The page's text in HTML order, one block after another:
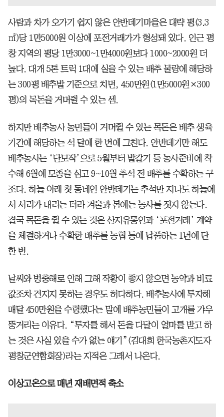
사람과 차가 오가기 쉽지 않은 안반데기마을은 대략 평(3.3
㎡)당 1만5000원 이상에 포전거래가가 형성돼 있다. 인근 평
창 지역의 평당 1만3000~1만4000원보다 1000~2000원 더
높다. 대개 5톤 트럭 1대에 실을 수 있는 배추 물량에 해당하
는 300평 배추밭 기준으로 치면, 450만원(1만5000원×300
평)의 목돈을 거머쥘 수 있는 셈.
하지만 배추농사 농민들이 거머쥘 수 있는 목돈은 배추 생육
기간에 해당하는 석 달에 한 번에 그친다. 안반데기만 해도
배추농사는 ‘단모작’으로 5월부터 밭갈기 등 농사준비에 착
수해 6월에 모종을 심고 9~10월 추석 전 배추를 수확하는 구
조다. 하늘 아래 첫 동네인 안반데기는 추석만 지나도 하늘에
서 서리가 내리는 터라 겨울과 봄에는 농사를 짓지 않는다.
결국 목돈을 쥘 수 있는 것은 산지유통인과 ‘포전거래’ 계약
을 체결하거나 수확한 배추를 농협 등에 납품하는 1년에 단
한 번.
날씨와 병충해로 인해 그해 작황이 좋지 않으면 농약과 비료
값조차 건지지 못하는 경우도 허다하다. 배추농사에 투자해
매달 450만원을 수령했다는 말에 배추농민들이 고개를 갸우
뚱거리는 이유다. “투자를 해서 돈을 다달이 얼마를 받고 하
는 것은 사실 있을 수가 없는 얘기”(김대희 한국농촌지도자
평창군연합회장)라는 지적은 그래서 나온다.
이상고온으로 매년 재배면적 축소